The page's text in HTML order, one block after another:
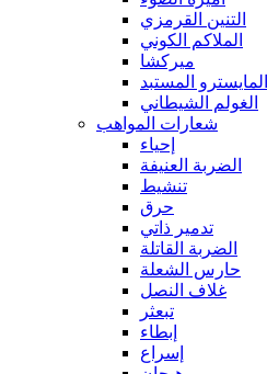
التنين القرمزي
الملاكم الكوني
ميركشا
المايسترو المستبد
الغولم الشيطاني
شعارات المواهب
إحياء
الضربة العنيفة
تنشيط
حرق
تدمير ذاتي
الضربة القاتلة
حارس الشعلة
غلاف النصل
تبعثر
إبطاء
إسراع